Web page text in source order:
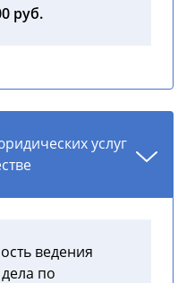
руб.
услуг
ведения
по